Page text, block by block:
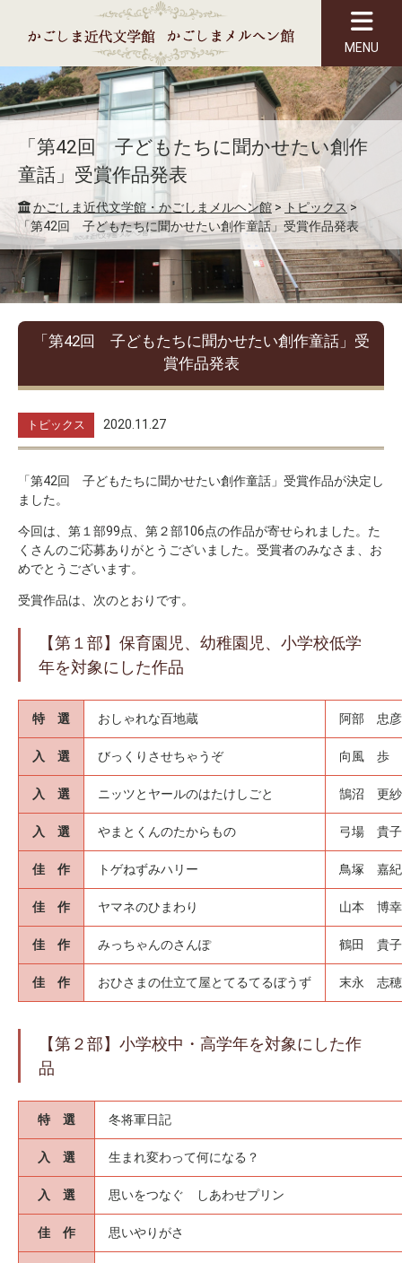
MENU
「第42回 子どもたちに聞かせたい創作
童話」受賞作品発表
かごしま近代文学館・かごしまメルヘン館 > トピックス >
「第42回 子どもたちに聞かせたい創作童話」受賞作品発表
「第42回 子どもたちに聞かせたい創作童話」受
賞作品発表
トピックス 2020.11.27
「第42回 子どもたちに聞かせたい創作童話」受賞作品が決定し
ました。
今回は、第１部99点、第２部106点の作品が寄せられました。た
くさんのご応募ありがとうございました。受賞者のみなさま、お
めでとうございます。
受賞作品は、次のとおりです。
【第１部】保育園児、幼稚園児、小学校低学
年を対象にした作品
特 選 おしゃれな百地蔵 阿部 忠彦
入 選 びっくりさせちゃうぞ 向風 歩
入 選 ニッツとヤールのはたけしごと 鵠沼 更紗
入 選 やまとくんのたからもの 弓場 貴子
佳 作 トゲねずみハリー 鳥塚 嘉紀
佳 作 ヤマネのひまわり 山本 博幸
佳 作 みっちゃんのさんぽ 鶴田 貴子
佳 作 おひさまの仕立て屋とてるてるぼうず 末永 志穂
【第２部】小学校中・高学年を対象にした作
品
特 選 冬将軍日記
入 選 生まれ変わって何になる？
入 選 思いをつなぐ しあわせプリン
佳 作 思いやりがさ